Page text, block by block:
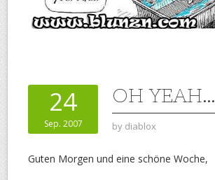
24
Sep. 2007
OH YEAH…
by diablox
Guten Morgen und eine schöne Woche,